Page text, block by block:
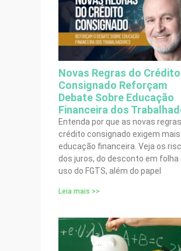
Novas Regras do Crédito
Consignado Reforçam
Debate Sobre Educação
Financeira dos
Entenda por que as novas
crédito consignado exigem mais
educação financeira. Veja os
dos juros, do desconto em folha
uso do FGTS, além do papel
Leia mais >>